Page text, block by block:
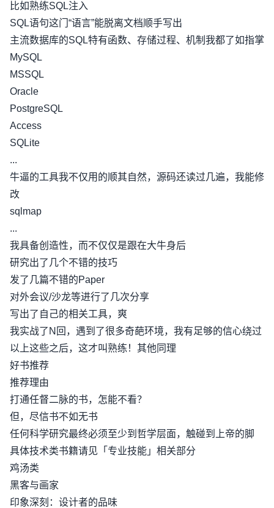
比如熟练SQL注入
SQL语句这门“语言”能脱离文档顺手写出
主流数据库的SQL特有函数、存储过程、机制我都了如指掌
MySQL
MSSQL
Oracle
PostgreSQL
Access
SQLite
...
牛逼的工具我不仅用的顺其自然，源码还读过几遍，我能修
改
sqlmap
...
我具备创造性，而不仅仅是跟在大牛身后
研究出了几个不错的技巧
发了几篇不错的Paper
对外会议/沙龙等进行了几次分享
写出了自己的相关工具，爽
我实战了N回，遇到了很多奇葩环境，我有足够的信心绕过
以上这些之后，这才叫熟练！其他同理
好书推荐
推荐理由
打通任督二脉的书，怎能不看？
但，尽信书不如无书
任何科学研究最终必须至少到哲学层面，触碰到上帝的脚
具体技术类书籍请见「专业技能」相关部分
鸡汤类
黑客与画家
印象深刻：设计者的品味